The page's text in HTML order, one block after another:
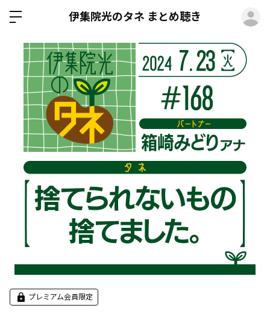
伊集院光のタネ まとめ聴き
プレミアム会員限定